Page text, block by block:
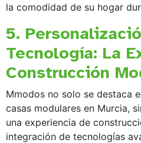
la comodidad de su hogar
5.
Tecnología: La
Construcción
Mmodos no solo se destaca
casas modulares en Murcia,
una experiencia de
integración de tecnologías